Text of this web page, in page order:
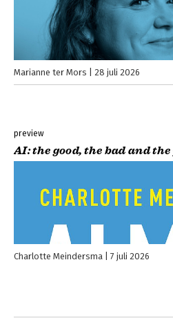
Marianne ter Mors 28 juli 2026
preview
AI: the good, the bad and
Charlotte Meindersma 7 juli 2026